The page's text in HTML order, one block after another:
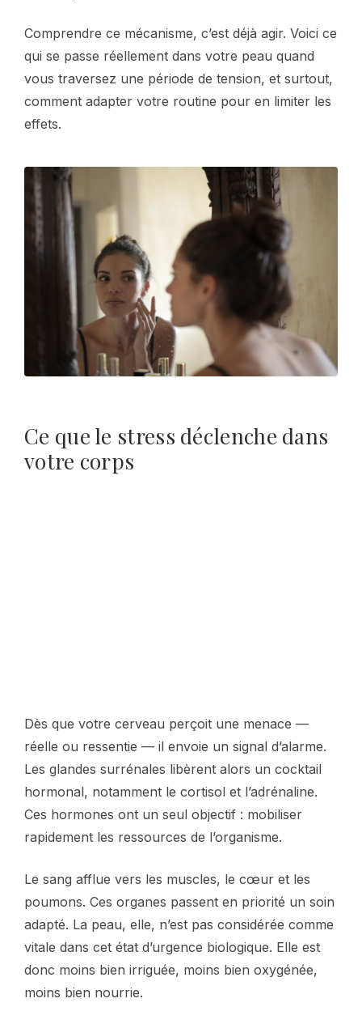
Comprendre ce mécanisme, c’est déjà agir. Voici ce
qui se passe réellement dans votre peau quand
vous traversez une période de tension, et surtout,
comment adapter votre routine pour en limiter les
effets.
Ce que le stress déclenche dans
votre corps
Dès que votre cerveau perçoit une menace —
réelle ou ressentie — il envoie un signal d’alarme.
Les glandes surrénales libèrent alors un cocktail
hormonal, notamment le cortisol et l’adrénaline.
Ces hormones ont un seul objectif : mobiliser
rapidement les ressources de l’organisme.
Le sang afflue vers les muscles, le cœur et les
poumons. Ces organes passent en priorité un soin
adapté. La peau, elle, n’est pas considérée comme
vitale dans cet état d’urgence biologique. Elle est
donc moins bien irriguée, moins bien oxygénée,
moins bien nourrie.